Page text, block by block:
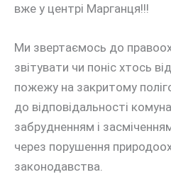
вже у центрі Марганця!!!
Ми звертаємось до
звітувати чи поніс хтось
пожежу на закритому
до відповідальності
забрудненням і
через порушення
законодавства.